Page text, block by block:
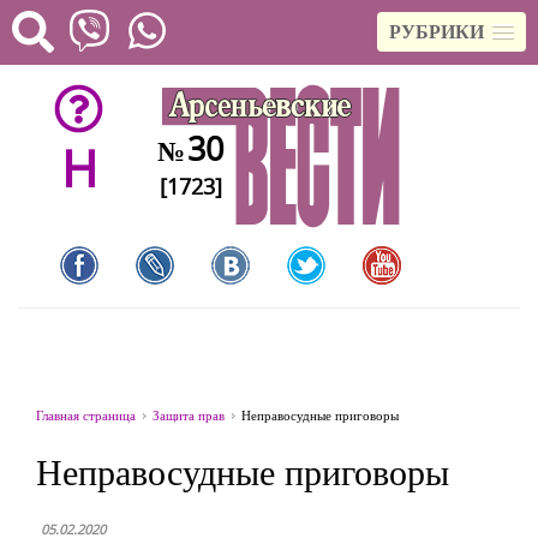
РУБРИКИ
H №30
[1723]
Главная страница Защита прав Неправосудные приговоры
Неправосудные приговоры
05.02.2020